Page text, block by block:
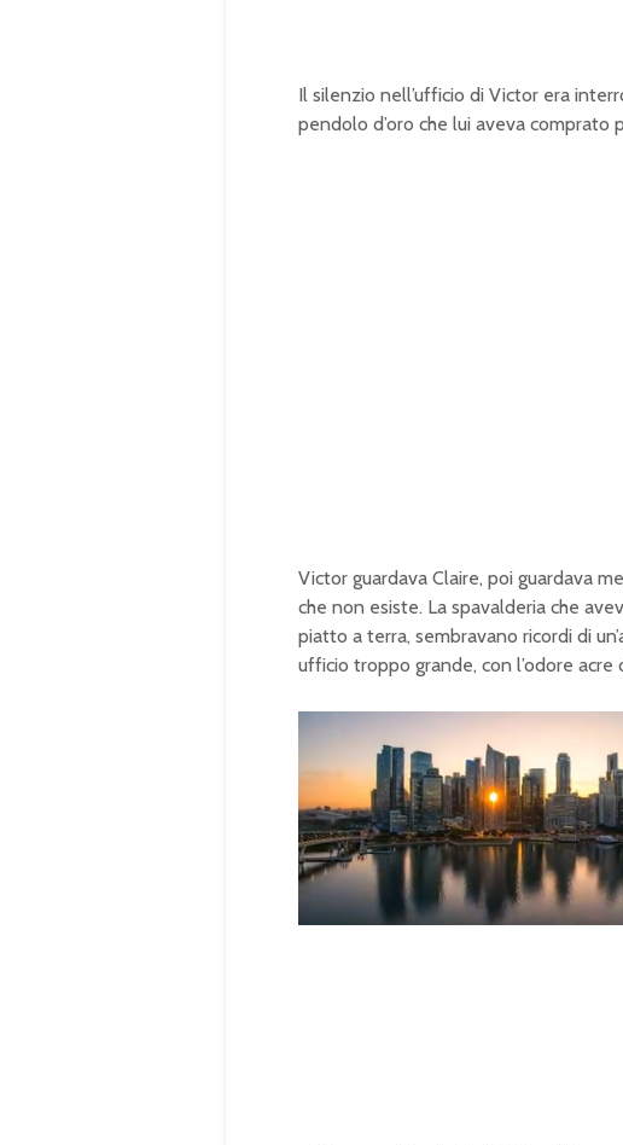
Il silenzio nell’ufficio di Victor era
pendolo d’oro che lui aveva comprato
Victor guardava Claire, poi guardava
che non esiste. La spavalderia che
piatto a terra, sembravano ricordi di
ufficio troppo grande, con l’odore
o